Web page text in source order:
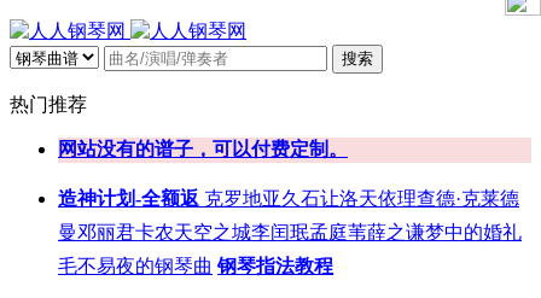
搜索
热门推荐
网站没有的谱子，可以付费定制。
造神计划-全额返 克罗地亚久石让洛天依理查德·克莱德
曼邓丽君卡农天空之城李闰珉孟庭苇薛之谦梦中的婚礼
毛不易夜的钢琴曲 钢琴指法教程